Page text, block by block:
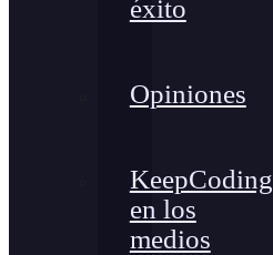
éxito
Opiniones
KeepCoding
en los
medios